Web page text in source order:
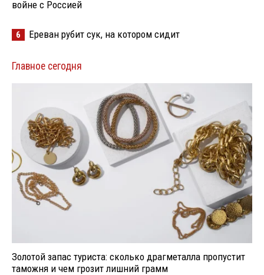
войне с Россией
6 Ереван рубит сук, на котором сидит
Главное сегодня
Золотой запас туриста: сколько драгметалла пропустит
таможня и чем грозит лишний грамм